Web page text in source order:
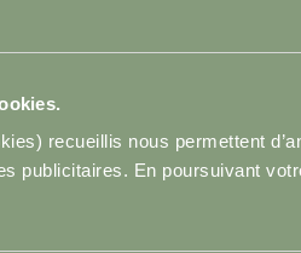
recueillis nous permettent
publicitaires. En poursuivant